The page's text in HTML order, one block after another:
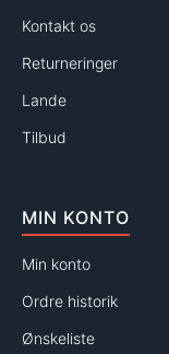
Kontakt os
Returneringer
Lande
Tilbud
MIN KONTO
Min konto
Ordre historik
Ønskeliste